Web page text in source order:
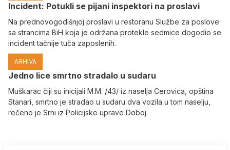
Incident: Potukli se pijani inspektori na proslavi
Na prednovogodišnjoj proslavi u restoranu Službe za poslove
sa strancima BiH koja je održana protekle sedmice dogodio se
incident tačnije tuča zaposlenih.
ARHIVA
Јedno lice smrtno stradalo u sudaru
Muškarac čiji su inicijali M.M. /43/ iz naselja Cerovica, opština
Stanari, smrtno je stradao u sudaru dva vozila u tom naselju,
rečeno je Srni iz Policijske uprave Doboj.